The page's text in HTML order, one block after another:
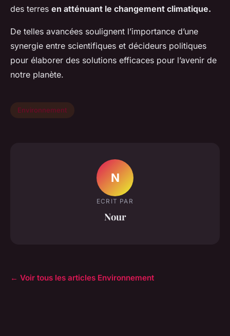
des terres en atténuant le changement climatique.
De telles avancées soulignent l’importance d’une
synergie entre scientifiques et décideurs politiques
pour élaborer des solutions efficaces pour l’avenir de
notre planète.
Environnement
N
ECRIT PAR
Nour
← Voir tous les articles Environnement